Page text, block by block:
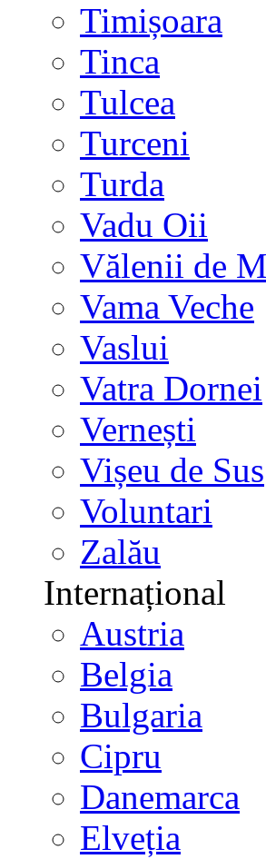
Timișoara
Tinca
Tulcea
Turceni
Turda
Vadu Oii
Vălenii de
Vama Veche
Vaslui
Vatra Dornei
Vernești
Vișeu de Sus
Voluntari
Zalău
Internațional
Austria
Belgia
Bulgaria
Cipru
Danemarca
Elveția